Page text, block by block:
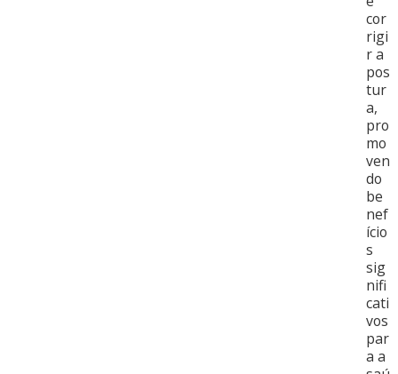
cor
rigi
r a
pos
tur
a,
pro
mo
ven
do
be
nef
ício
s
sig
nifi
cati
vos
par
a a